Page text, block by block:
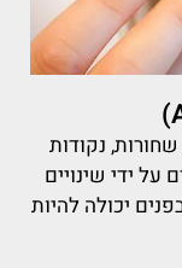
נקודות
על ידי שינויים
יכולה להיות